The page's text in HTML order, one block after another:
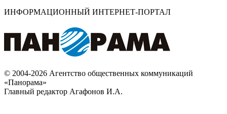
ИНФОРМАЦИОННЫЙ ИНТЕРНЕТ-ПОРТАЛ
© 2004-2026 Агентство общественных коммуникаций
«Панорама»
Главный редактор Агафонов И.А.